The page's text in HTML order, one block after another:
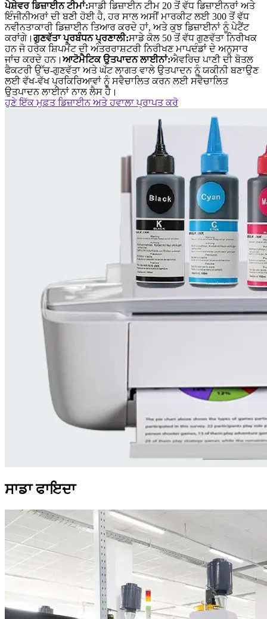
ਪੇਸ਼ੇਵਰ ਡਿਜ਼ਾਈਨ ਟੀਮਾਂ:ਸਾਡੀ ਡਿਜ਼ਾਈਨ ਟੀਮ 20 ਤੋਂ ਵੱਧ ਡਿਜ਼ਾਈਨਰਾਂ ਅਤੇ
ਇੰਜੀਨੀਅਰਾਂ ਦੀ ਬਣੀ ਹੋਈ ਹੈ, ਹਰ ਸਾਲ ਅਸੀਂ ਮਾਰਕੀਟ ਲਈ 300 ਤੋਂ ਵੱਧ
ਨਵੀਨਤਾਕਾਰੀ ਡਿਜ਼ਾਈਨ ਤਿਆਰ ਕਰਦੇ ਹਾਂ, ਅਤੇ ਕੁਝ ਡਿਜ਼ਾਈਨਾਂ ਨੂੰ ਪੇਟੈਂਟ
ਕਰਾਂਗੇ।ਗੁਣਵੱਤਾ ਪ੍ਰਬੰਧਨ ਪ੍ਰਣਾਲੀ:ਸਾਡੇ ਕੋਲ 50 ਤੋਂ ਵੱਧ ਗੁਣਵੱਤਾ ਨਿਰੀਖਕ
ਹਨ ਜੋ ਹਰੇਕ ਸ਼ਿਪਮੈਂਟ ਦੀ ਅੰਤਰਰਾਸ਼ਟਰੀ ਨਿਰੀਖਣ ਮਾਪਦੰਡਾਂ ਦੇ ਅਨੁਸਾਰ
ਜਾਂਚ ਕਰਦੇ ਹਨ।ਆਟੋਮੈਟਿਕ ਉਤਪਾਦਨ ਲਾਈਨਾਂ:ਐਵਰਿਚ ਪਾਣੀ ਦੀ ਬੋਤਲ
ਫੈਕਟਰੀ ਉੱਚ-ਗੁਣਵੱਤਾ ਅਤੇ ਘੱਟ ਲਾਗਤ ਵਾਲੇ ਉਤਪਾਦਨ ਨੂੰ ਯਕੀਨੀ ਬਣਾਉਣ
ਲਈ ਵੱਖ-ਵੱਖ ਪ੍ਰਕਿਰਿਆਵਾਂ ਨੂੰ ਸਵੈਚਾਲਿਤ ਕਰਨ ਲਈ ਸਵੈਚਾਲਿਤ
ਉਤਪਾਦਨ ਲਾਈਨਾਂ ਨਾਲ ਲੈਸ ਹੈ।
ਹੁਣੇ ਇੱਕ ਮੁਫ਼ਤ ਡਿਜ਼ਾਈਨ ਅਤੇ ਹਵਾਲਾ ਪ੍ਰਾਪਤ ਕਰੋ
ਸਾਡਾ ਫਾਇਦਾ